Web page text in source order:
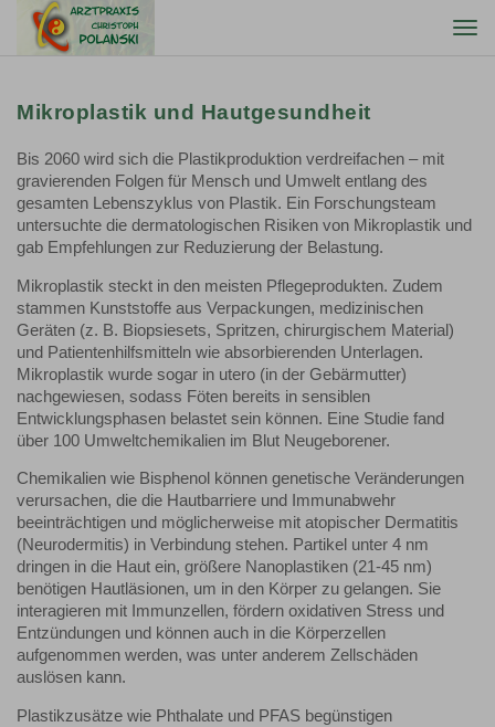
Mikroplastik und Hautgesundheit
Bis 2060 wird sich die Plastikproduktion verdreifachen – mit
gravierenden Folgen für Mensch und Umwelt entlang des
gesamten Lebenszyklus von Plastik. Ein Forschungsteam
untersuchte die dermatologischen Risiken von Mikroplastik und
gab Empfehlungen zur Reduzierung der Belastung.
Mikroplastik steckt in den meisten Pflegeprodukten. Zudem
stammen Kunststoffe aus Verpackungen, medizinischen
Geräten (z. B. Biopsiesets, Spritzen, chirurgischem Material)
und Patientenhilfsmitteln wie absorbierenden Unterlagen.
Mikroplastik wurde sogar in utero (in der Gebärmutter)
nachgewiesen, sodass Föten bereits in sensiblen
Entwicklungsphasen belastet sein können. Eine Studie fand
über 100 Umweltchemikalien im Blut Neugeborener.
Chemikalien wie Bisphenol können genetische Veränderungen
verursachen, die die Hautbarriere und Immunabwehr
beeinträchtigen und möglicherweise mit atopischer Dermatitis
(Neurodermitis) in Verbindung stehen. Partikel unter 4 nm
dringen in die Haut ein, größere Nanoplastiken (21-45 nm)
benötigen Hautläsionen, um in den Körper zu gelangen. Sie
interagieren mit Immunzellen, fördern oxidativen Stress und
Entzündungen und können auch in die Körperzellen
aufgenommen werden, was unter anderem Zellschäden
auslösen kann.
Plastikzusätze wie Phthalate und PFAS begünstigen